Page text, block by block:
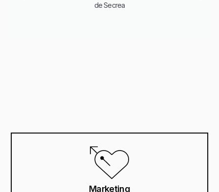
de Secrea
Marketing